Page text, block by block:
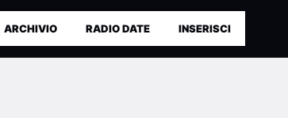
ARCHIVIO RADIO DATE INSERISCI